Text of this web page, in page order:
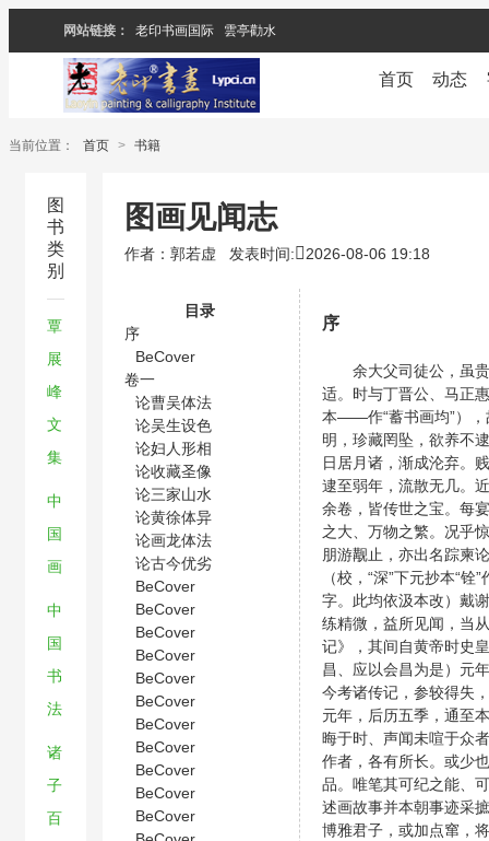
网站链接： 老印书画国际 雲亭勸水
首页 动态
当前位置： 首页 > 书籍
图
书
类
别
覃
展
峰
文
集
中
国
画
中
国
书
法
诸
子
百
图画见闻志
作者：郭若虚 发表时间: 2026-08-06 19:18
目录
序
BeCover
卷一
论曹吴体法
论吴生设色
论妇人形相
论收藏圣像
论三家山水
论黄徐体异
论画龙体法
论古今优劣
BeCover
BeCover
BeCover
BeCover
BeCover
BeCover
BeCover
BeCover
BeCover
BeCover
BeCover
序
余大父司徒公，虽贵
适。时与丁晋公、马正
本——作“蓄书画均”），
明，珍藏罔坠，欲养不
日居月诸，渐成沦弃。
逮至弱年，流散无几。
余卷，皆传世之宝。每
之大、万物之繁。况乎
朋游觏止，亦出名踪柬
（校，“深”下元抄本“铨
字。此均依汲本改）戴
练精微，益所见闻，当
记》，其间自黄帝时史
昌、应以会昌为是）元
今考诸传记，参较得失
元年，后历五季，通至
晦于时、声闻未喧于众
作者，各有所长。或少
品。唯笔其可纪之能、
述画故事并本朝事迹采
博雅君子，或加点窜，